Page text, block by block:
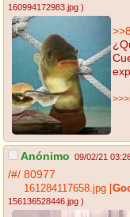
160994172983.jpg )
Anónimo 09/02/21
/#/ 80977
161284117658.jpg
156136528446.jpg )